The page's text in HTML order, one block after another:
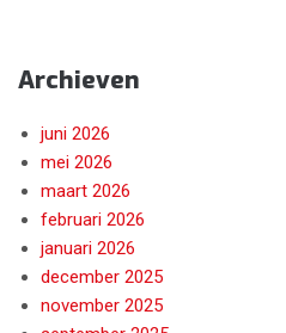
Archieven
juni 2026
mei 2026
maart 2026
februari 2026
januari 2026
december 2025
november 2025